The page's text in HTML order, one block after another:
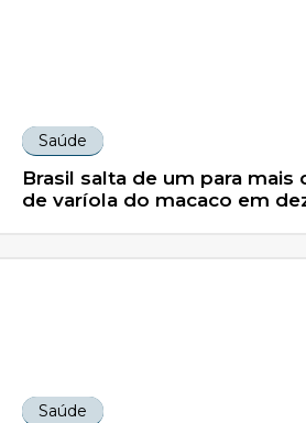
Saúde
Brasil salta de um para mais
de varíola do macaco em
Saúde